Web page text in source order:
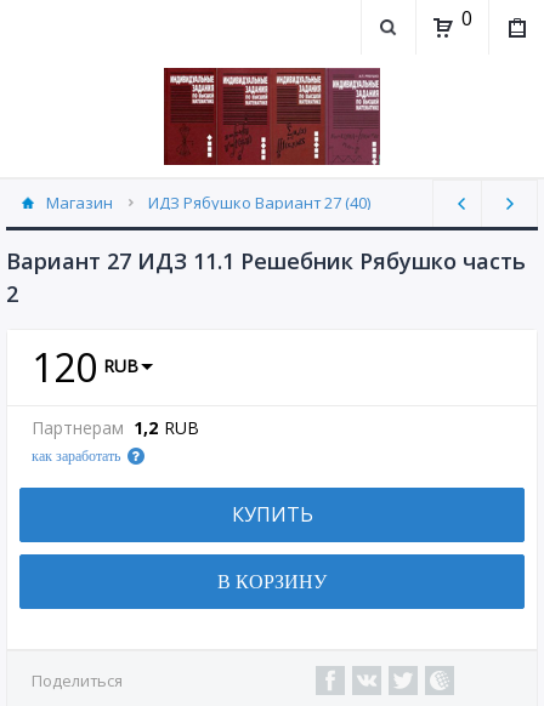
0
Магазин ИДЗ Рябушко Вариант 27 (40)
Вариант 27 ИДЗ 11.1 Решебник Рябушко часть
2
120 RUB
Партнерам 1,2 RUB
как заработать
КУПИТЬ
В КОРЗИНУ
Поделиться